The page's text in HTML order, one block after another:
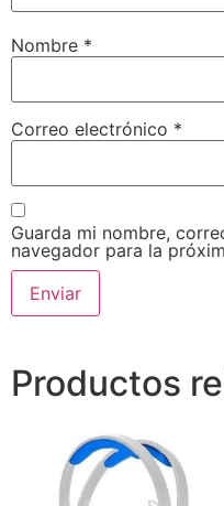
Nombre *
Correo electrónico *
Guarda mi nombre,
navegador para la
Productos